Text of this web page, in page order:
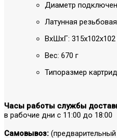
Диаметр
Латунная
ВхШхГ:
Вес: 670 г
Типоразмер
Часы работы службы
в рабочие дни с 11:00 до 18:00
Самовывоз: